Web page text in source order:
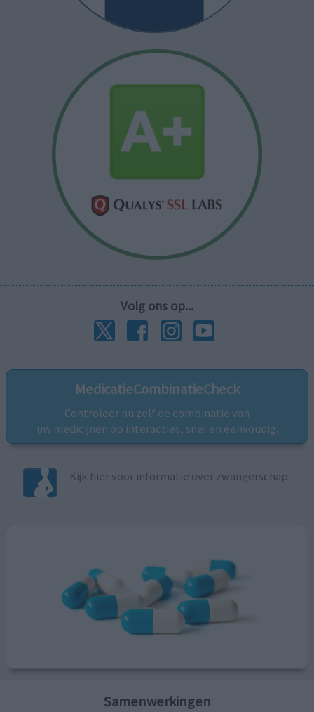
Volg ons op...
MedicatieCombinatieCheck
Controleer nu zelf de combinatie van
uw medicijnen op interacties, snel en eenvoudig.
Kijk hier voor informatie over zwangerschap.
Samenwerkingen